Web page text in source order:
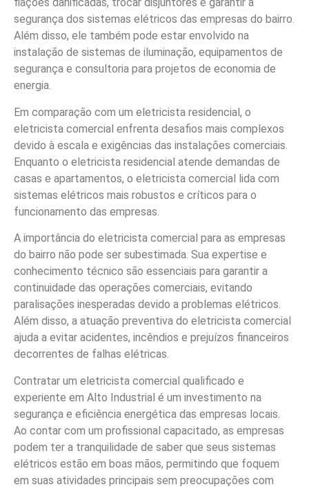
fiações danificadas, trocar disjuntores e garantir a
segurança dos sistemas elétricos das empresas do bairro.
Além disso, ele também pode estar envolvido na
instalação de sistemas de iluminação, equipamentos de
segurança e consultoria para projetos de economia de
energia.
Em comparação com um eletricista residencial, o
eletricista comercial enfrenta desafios mais complexos
devido à escala e exigências das instalações comerciais.
Enquanto o eletricista residencial atende demandas de
casas e apartamentos, o eletricista comercial lida com
sistemas elétricos mais robustos e críticos para o
funcionamento das empresas.
A importância do eletricista comercial para as empresas
do bairro não pode ser subestimada. Sua expertise e
conhecimento técnico são essenciais para garantir a
continuidade das operações comerciais, evitando
paralisações inesperadas devido a problemas elétricos.
Além disso, a atuação preventiva do eletricista comercial
ajuda a evitar acidentes, incêndios e prejuízos financeiros
decorrentes de falhas elétricas.
Contratar um eletricista comercial qualificado e
experiente em Alto Industrial é um investimento na
segurança e eficiência energética das empresas locais.
Ao contar com um profissional capacitado, as empresas
podem ter a tranquilidade de saber que seus sistemas
elétricos estão em boas mãos, permitindo que foquem
em suas atividades principais sem preocupações com